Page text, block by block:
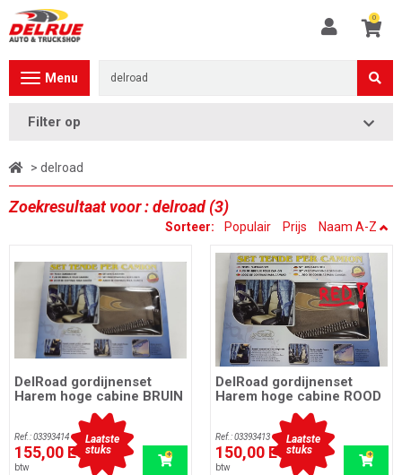
0
Toggle
Menu
Filter op
> delroad
Zoekresultaat voor : delroad (3)
Sorteer: Populair Prijs Naam A-Z
Laatste
stuks
DelRoad gordijnenset
Harem hoge cabine BRUIN
Ref.: 03393414
155,00 EURincl.
btw
Laatste
stuks
DelRoad gordijnenset
Harem hoge cabine ROOD
Ref.: 03393413
150,00 EURincl.
btw